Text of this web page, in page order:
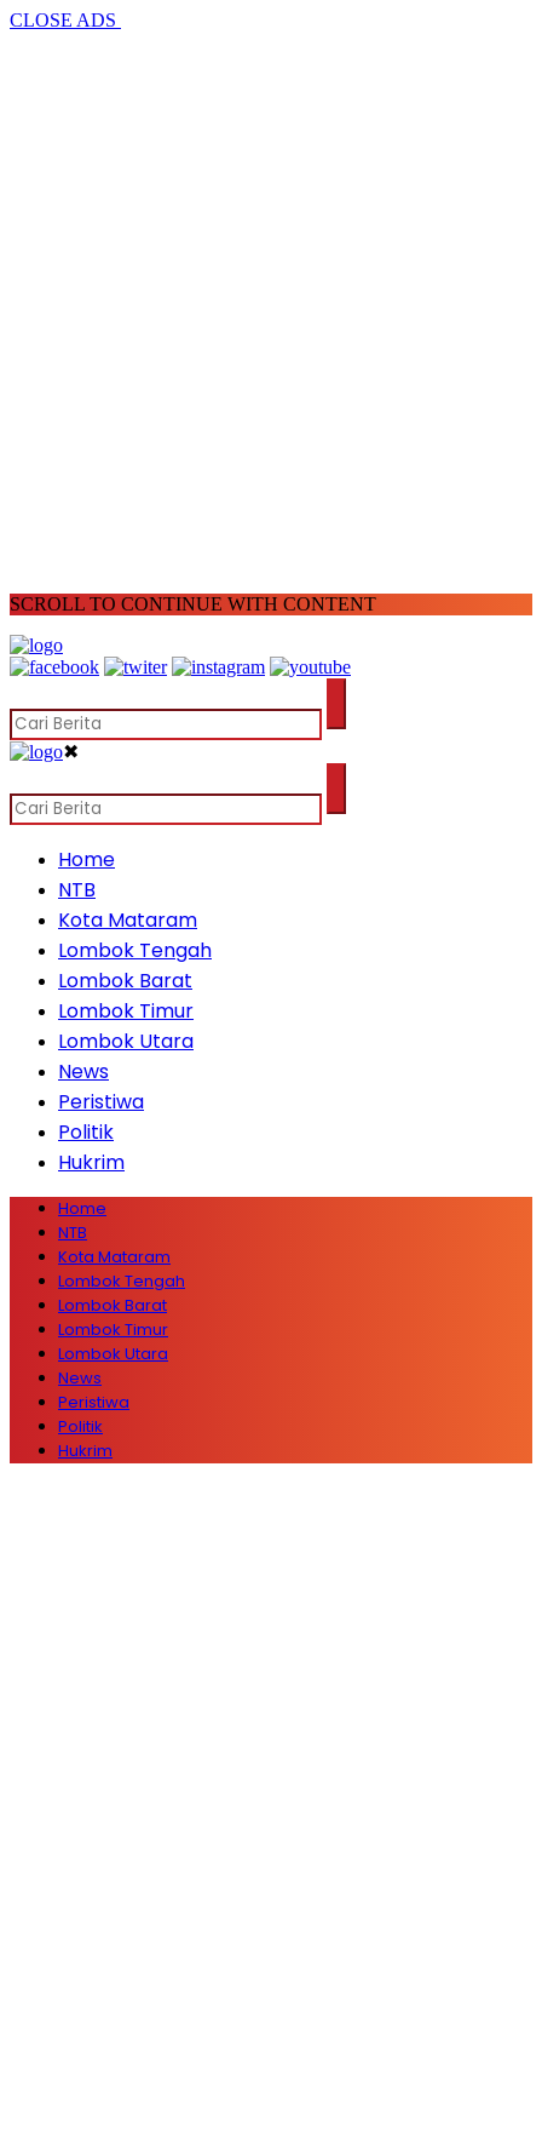
CLOSE ADS
SCROLL TO CONTINUE WITH CONTENT
✖
Home
NTB
Kota Mataram
Lombok Tengah
Lombok Barat
Lombok Timur
Lombok Utara
News
Peristiwa
Politik
Hukrim
Home
NTB
Kota Mataram
Lombok Tengah
Lombok Barat
Lombok Timur
Lombok Utara
News
Peristiwa
Politik
Hukrim